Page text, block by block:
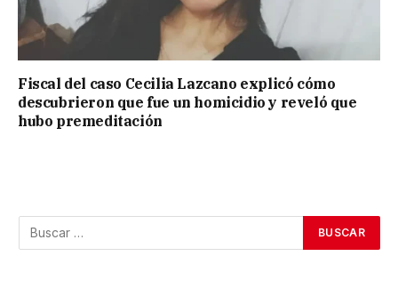
Fiscal del caso Cecilia Lazcano explicó cómo
descubrieron que fue un homicidio y reveló que
hubo premeditación